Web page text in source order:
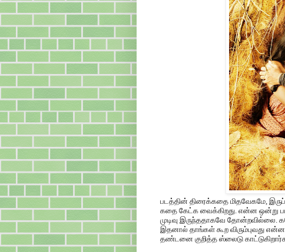
படத்தின் திரைக்கதை மிதவேகமே,
கதை கேட்க வைக்கிறது. என்ன ஒன்று படம்
முடிவு இருந்ததாகவே தோன்றவில்லை.
இதனால் தாங்கள் கூற விரும்புவது
தண்டனை குறித்த ஸ்லைடு